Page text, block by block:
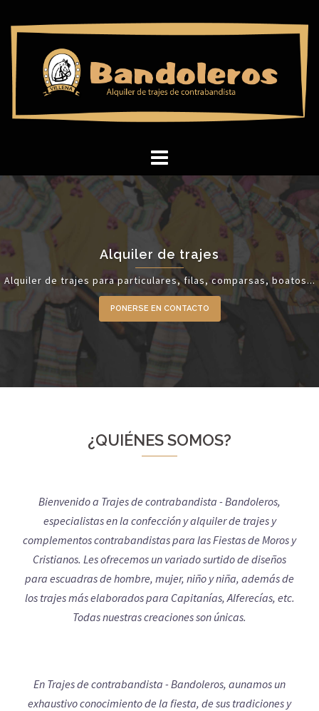
contenido
Alquiler de trajes
Alquiler de trajes para particulares, filas, comparsas, boatos...
PONERSE EN CONTACTO
¿QUIÉNES SOMOS?
Bienvenido a Trajes de contrabandista - Bandoleros,
especialistas en la confección y alquiler de trajes y
complementos contrabandistas para las Fiestas de Moros y
Cristianos. Les ofrecemos un variado surtido de diseños
para escuadras de hombre, mujer, niño y niña, además de
los trajes más elaborados para Capitanías, Alferecías, etc.
Todas nuestras creaciones son únicas.
En Trajes de contrabandista - Bandoleros, aunamos un
exhaustivo conocimiento de la fiesta, de sus tradiciones y